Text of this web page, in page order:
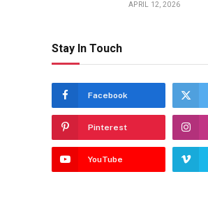
APRIL 12, 2026
Stay In Touch
Facebook
Pinterest
YouTube